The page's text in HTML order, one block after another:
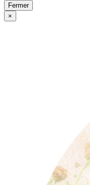
Fermer
×